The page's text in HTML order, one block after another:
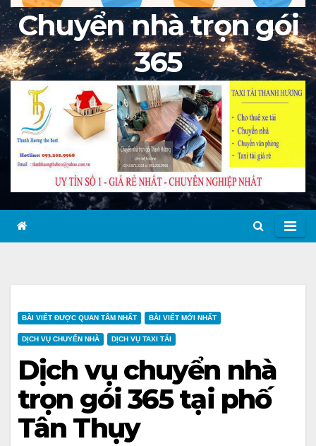
Chuyển nhà trọn gói
365
BÀI VIẾT ĐƯỢC QUAN TÂM NHẤT BÀI VIẾT MỚI NHẤT
DỊCH VỤ CHUYỂN NHÀ DỊCH VỤ TAXI TẢI
Dịch vụ chuyển nhà
trọn gói 365 tại phố
Tân Thụy